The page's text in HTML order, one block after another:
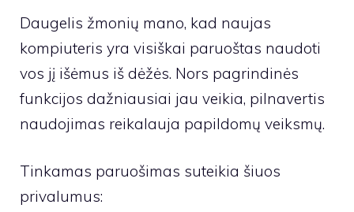
Daugelis žmonių mano, kad naujas
kompiuteris yra visiškai paruoštas naudoti
vos jį išėmus iš dėžės. Nors pagrindinės
funkcijos dažniausiai jau veikia, pilnavertis
naudojimas reikalauja papildomų veiksmų.
Tinkamas paruošimas suteikia šiuos
privalumus: